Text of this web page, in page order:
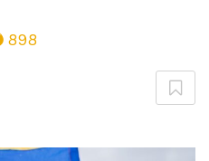
898